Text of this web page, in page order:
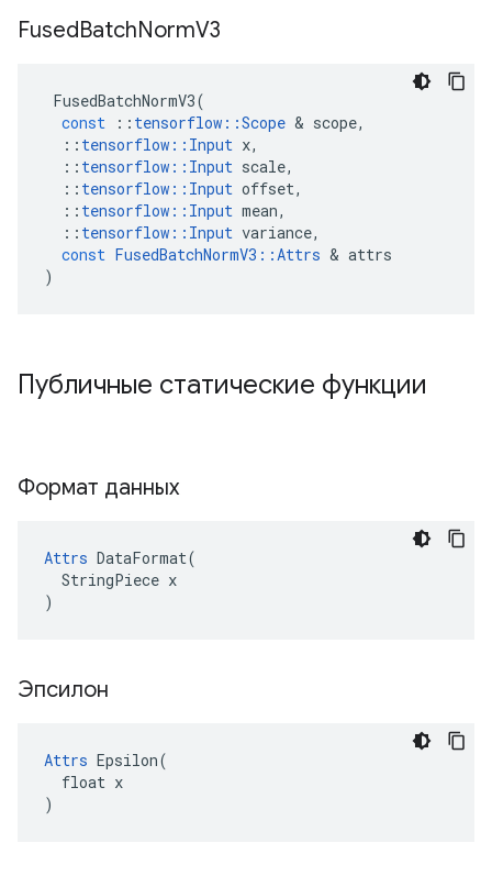
FusedBatchNormV3
FusedBatchNormV3(
const
:: tensorflow ::Scope & scope,
:: tensorflow :: Input x,
:: tensorflow :: Input scale,
:: tensorflow :: Input offset,
:: tensorflow :: Input mean,
:: tensorflow :: Input variance,
const FusedBatchNormV3 ::Attrs & attrs
)
Публичные статические функции
Формат данных
Attrs DataFormat(
  StringPiece x
)
Эпсилон
Attrs Epsilon(
  float x
)